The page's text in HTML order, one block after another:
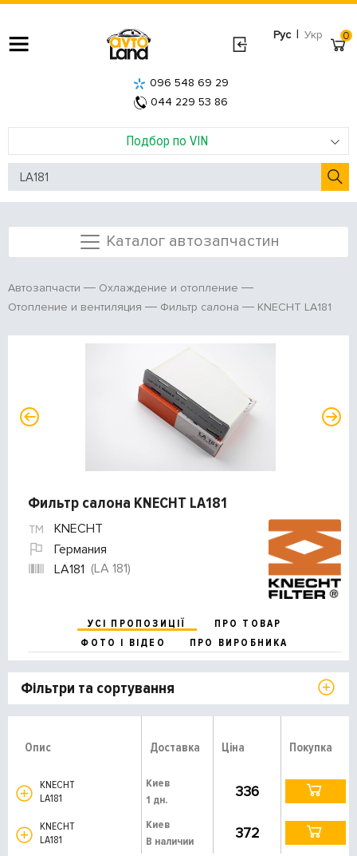
Рус | Укр
Подбор по VIN
096 548 69 29
044 229 53 86
0
Каталог автозапчастин
Автозапчасти
Охлаждение и отопление
Отопление и вентиляция
Фильтр салона KNECHT LA181
Фильтр салона KNECHT LA181
KNECHT
Германия
LA181 (LA 181)
УСІ ПРОПОЗИЦІЇ
ПРО ТОВАР
ФОТО І ВІДЕО
ПРО ВИРОБНИКА
Фільтри та сортування
Опис Доставка Ціна Покупка
KNECHT
LA181
Киев
1 дн.
336
KNECHT
LA181
Киев
В наличии
372